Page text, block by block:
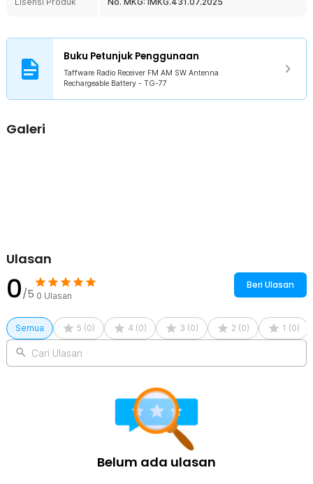
Battery - TG-77
1 x Panduan Penggunaan
Buku Petunjuk Penggunaan
Taffware Radio Receiver FM AM SW Antenna
Rechargeable Battery - TG-77
Galeri
Ulasan
0/5 0 Ulasan
Beri Ulasan
Semua 5 (0) 4 (0) 3 (0) 2 (0) 1 (0)
Cari Ulasan
Belum ada ulasan